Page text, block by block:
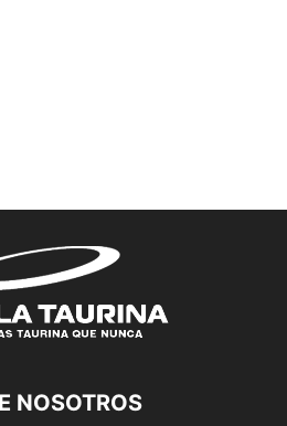
NOSOTROS